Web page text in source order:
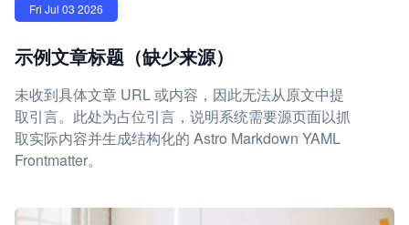
Fri Jul 03 2026
示例文章标题（缺少来源）
未收到具体文章 URL 或内容，因此无法从原文中提
取引言。此处为占位引言，说明系统需要源页面以抓
取实际内容并生成结构化的 Astro Markdown YAML
Frontmatter。